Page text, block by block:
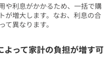
や利息がかかるため、一括で購
が増大します。なお、利息の合
異なります。
って家計の負担が増す可